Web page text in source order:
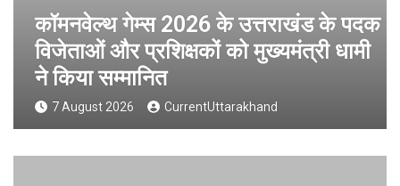
कॉमनवेल्थ गेम्स 2026 के उत्तराखंड के पदक
विजेताओं और प्रशिक्षकों को मुख्यमंत्री धामी
ने किया सम्मानित
7 August 2026 CurrentUttarakhand